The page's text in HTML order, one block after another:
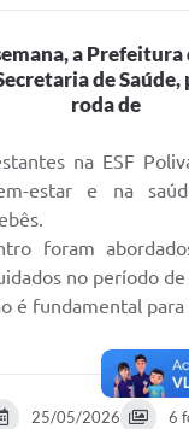
a Prefeitura
de
roda de
na ESF
estar e na
foram
no período de
é fundamental
25/05/2026 6